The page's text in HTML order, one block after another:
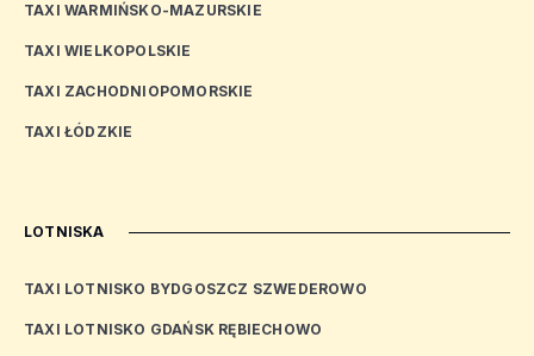
TAXI WARMIŃSKO-MAZURSKIE
TAXI WIELKOPOLSKIE
TAXI ZACHODNIOPOMORSKIE
TAXI ŁÓDZKIE
LOTNISKA
TAXI LOTNISKO BYDGOSZCZ SZWEDEROWO
TAXI LOTNISKO GDAŃSK RĘBIECHOWO